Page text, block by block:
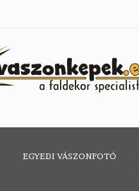
EGYEDI VÁSZONFOTÓ